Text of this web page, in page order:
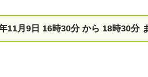
11月9日 16時30分 から 18時30分